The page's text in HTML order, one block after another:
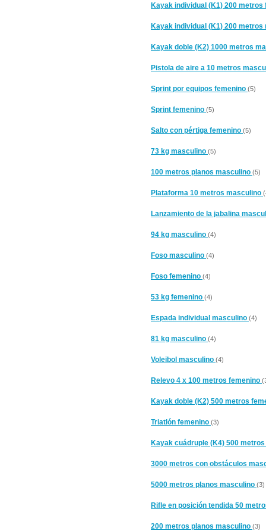
Kayak individual (K1) 200
Kayak individual (K1) 200
Kayak doble (K2) 1000 metros
Pistola de aire a 10 metros
Sprint por equipos femenino (5)
Sprint femenino (5)
Salto con pértiga femenino (5)
73 kg masculino (5)
100 metros planos masculino (5)
Plataforma 10 metros masculino
Lanzamiento de la jabalina
94 kg masculino (4)
Foso masculino (4)
Foso femenino (4)
53 kg femenino (4)
Espada individual masculino (4)
81 kg masculino (4)
Voleibol masculino (4)
Relevo 4 x 100 metros femenino
Kayak doble (K2) 500 metros
Triatlón femenino (3)
Kayak cuádruple (K4) 500
3000 metros con obstáculos
5000 metros planos masculino (3)
Rifle en posición tendida 50
200 metros planos masculino (3)